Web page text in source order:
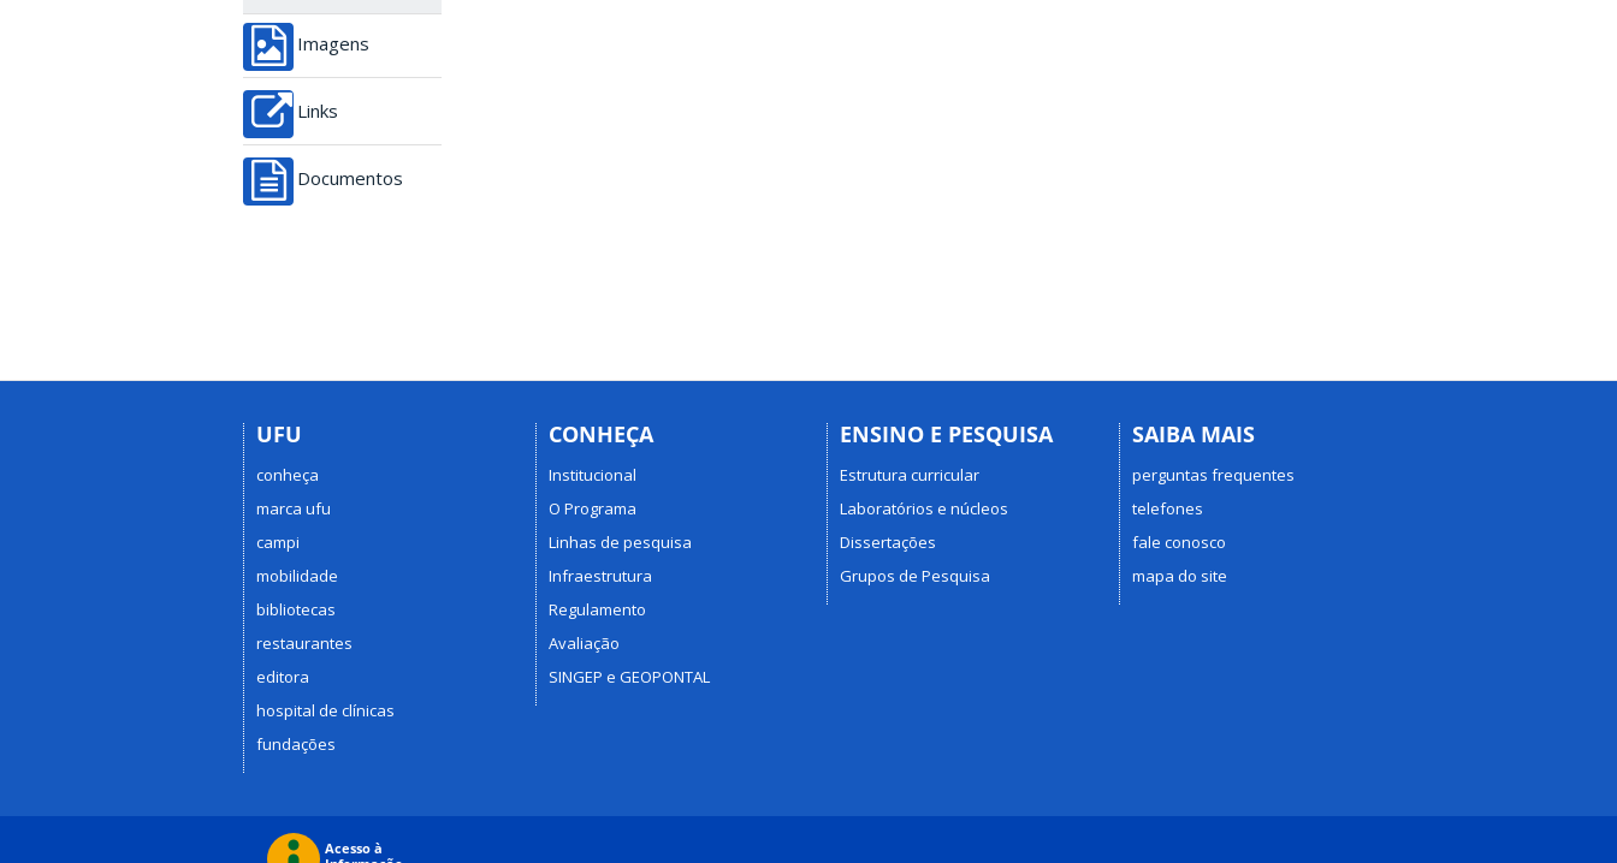
Imagens
Links
Documentos
UFU
conheça
marca ufu
campi
mobilidade
bibliotecas
restaurantes
editora
hospital de clínicas
fundações
CONHEÇA
Institucional
O Programa
Linhas de pesquisa
Infraestrutura
Regulamento
Avaliação
SINGEP e GEOPONTAL
ENSINO E PESQUISA
Estrutura curricular
Laboratórios e núcleos
Dissertações
Grupos de Pesquisa
SAIBA MAIS
perguntas frequentes
telefones
fale conosco
mapa do site